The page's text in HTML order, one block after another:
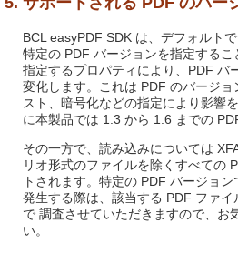
BCL easyPDF SDK は、デフォルト
特定の PDF バージョンを指定する
指定するプロパティにより、PDF バ
変化します。これは PDF のバージ
スト、暗号化などの指定により影響
に本製品では 1.3 から 1.6 までの
その一方で、読み込みについては
リオ形式のファイルを除くすべての
トされます。特定の PDF バージョ
発生する際は、該当する PDF ファイ
で 調査させていただきますので、お
い。